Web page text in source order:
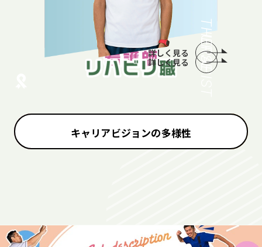
NURSE
詳しく見る THERAPIST
詳しく見る
キャリアビジョンの多様性